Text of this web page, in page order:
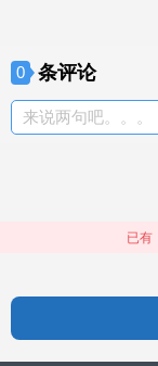
0 条评论
来说两句吧。。。
已有